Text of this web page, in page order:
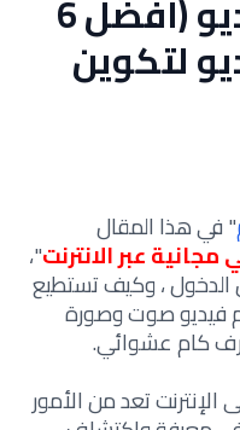
مواقع دردشة فيديو (افضل 6
لتكوين
" في هذا المقال
عبر الانترنت"،
، وكيف تستطيع
فيديو صوت وصورة
كام عشوائي.
تعد من الأمور